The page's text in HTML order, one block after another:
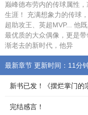
巅峰德布劳内的传球属性
生涯！ 充满想象力的传球
超助攻王、英超MVP... 他
最优质的大众偶像，更是
渐老去的新时代，他异
最新章节 更新时间：11分
新书已发！《摆烂掌门的
完结感言！